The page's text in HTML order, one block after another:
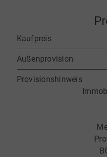
Kaufpreis
Außenprovision
Provisionshinweis